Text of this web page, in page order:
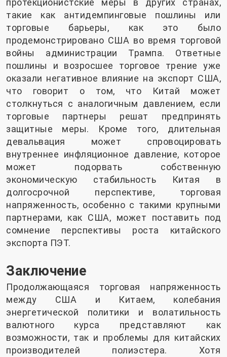
протекционистские меры в других странах,
такие как антидемпинговые пошлины или
торговые барьеры, как это было
продемонстрировано США во время торговой
войны администрации Трампа. Ответные
пошлины и возросшее торговое трение уже
оказали негативное влияние на экспорт США,
что говорит о том, что Китай может
столкнуться с аналогичным давлением, если
торговые партнеры решат предпринять
защитные меры. Кроме того, длительная
девальвация может спровоцировать
внутреннее инфляционное давление, которое
может подорвать собственную
экономическую стабильность Китая в
долгосрочной перспективе, торговая
напряженность, особенно с такими крупными
партнерами, как США, может поставить под
сомнение перспективы роста китайского
экспорта ПЭТ.
Заключение
Продолжающаяся торговая напряженность
между США и Китаем, колебания
энергетической политики и волатильность
валютного курса представляют как
возможности, так и проблемы для китайских
производителей полиэстера. Хотя